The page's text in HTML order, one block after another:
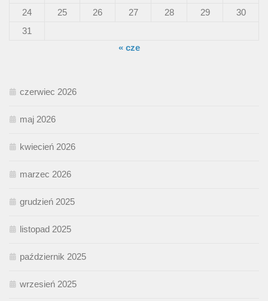
24
25 26 27 28 29
30
31
« cze
czerwiec 2026
maj 2026
kwiecień 2026
marzec 2026
grudzień 2025
listopad 2025
październik 2025
wrzesień 2025